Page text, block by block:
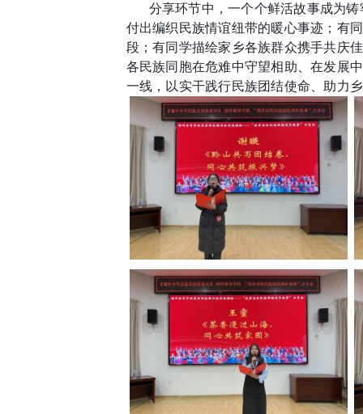
分享环节中，一个个鲜活故事成为
付出编织民族情谊纽带的暖心事迹；有
段；有同学描绘家乡各族群众携手共庆
各民族同胞在危难中守望相助、在发展
一线，以实干践行民族团结使命、助力